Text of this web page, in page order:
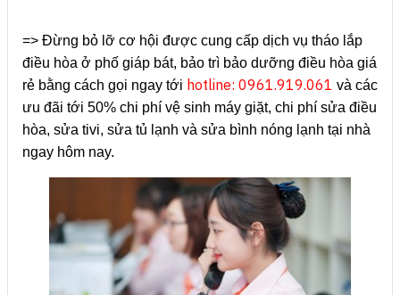
=> Đừng bỏ lỡ cơ hội được cung cấp dịch vụ tháo lắp
điều hòa ở phố giáp bát, bảo trì bảo dưỡng điều hòa giá
rẻ bằng cách gọi ngay tới hotline: 0961.919.061 và các
ưu đãi tới 50% chi phí vệ sinh máy giặt, chi phí sửa điều
hòa, sửa tivi, sửa tủ lạnh và sửa bình nóng lạnh tại nhà
ngay hôm nay.